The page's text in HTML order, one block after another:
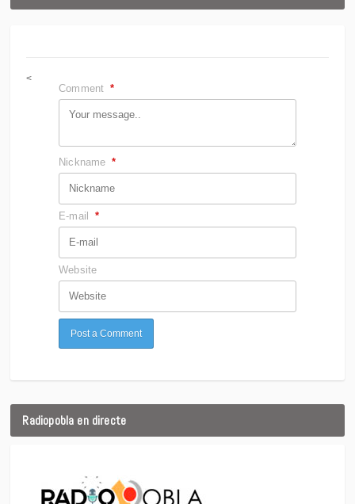
<
Comment *
Nickname *
E-mail *
Website
Radiopobla en directe